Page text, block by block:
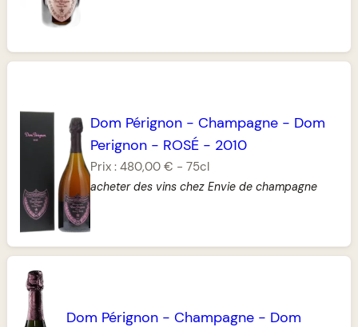
Dom Pérignon- Champagne- Dom
Perignon- ROSÉ- 2010
Prix : 480,00 € - 75cl
acheter des vins chez Envie de champagne
Dom Pérignon- Champagne- Dom